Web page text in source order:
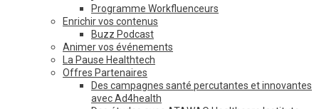
Programme Workfluenceurs
Enrichir vos contenus
Buzz Podcast
Animer vos événements
La Pause Healthtech
Offres Partenaires
Des campagnes santé percutantes et innovantes
avec Ad4health